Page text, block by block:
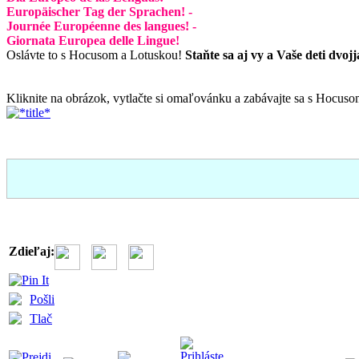
Europäischer Tag der Sprachen! -
Journée Européenne des langues! -
Giornata Europea delle Lingue!
Oslávte to s Hocusom a Lotuskou! Staňte sa aj vy a Vaše deti
Kliknite na obrázok, vytlačte si omaľovánku a zabávajte sa s
Zdieľaj:
Pošli
Tlač